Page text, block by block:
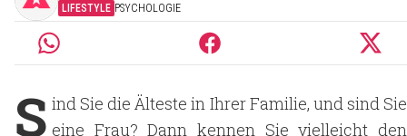
LIFESTYLE PSYCHOLOGIE
S ind Sie die Älteste in Ihrer Familie, und sind Sie
eine Frau? Dann kennen Sie vielleicht den